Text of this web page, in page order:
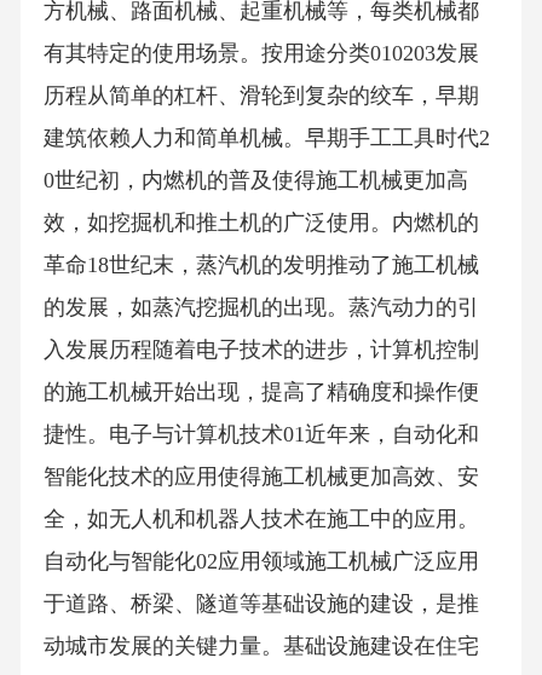
方机械、路面机械、起重机械等，每类机械都
有其特定的使用场景。按用途分类010203发展
历程从简单的杠杆、滑轮到复杂的绞车，早期
建筑依赖人力和简单机械。早期手工工具时代2
0世纪初，内燃机的普及使得施工机械更加高
效，如挖掘机和推土机的广泛使用。内燃机的
革命18世纪末，蒸汽机的发明推动了施工机械
的发展，如蒸汽挖掘机的出现。蒸汽动力的引
入发展历程随着电子技术的进步，计算机控制
的施工机械开始出现，提高了精确度和操作便
捷性。电子与计算机技术01近年来，自动化和
智能化技术的应用使得施工机械更加高效、安
全，如无人机和机器人技术在施工中的应用。
自动化与智能化02应用领域施工机械广泛应用
于道路、桥梁、隧道等基础设施的建设，是推
动城市发展的关键力量。基础设施建设在住宅